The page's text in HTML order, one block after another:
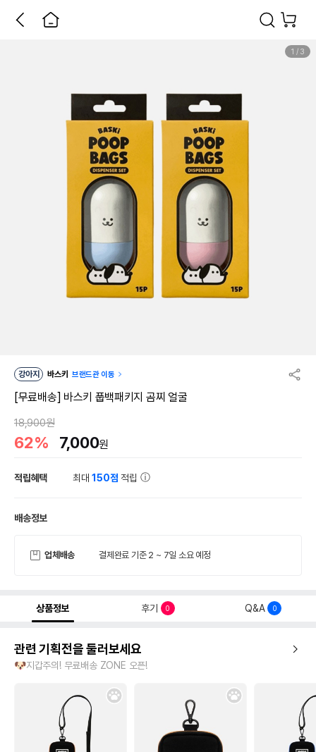
1 / 3
강아지 바스키 브랜드관 이동
[무료배송] 바스키 풉백패키지 곰찌 얼굴
18,900원
62% 7,000원
적립혜택 최대150점 적립
배송정보
업체배송 결제완료 기준 2 ~ 7일 소요 예정
상품정보 후기 0 Q&A 0
관련 기획전을 둘러보세요
🐶지갑주의! 무료배송 ZONE 오픈!